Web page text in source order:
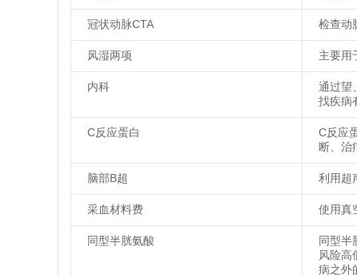
冠状动脉CTA 检查动
风湿两项 主要用
内科
通过望
找疾病
C反应蛋白
C反应
断、治
脑部B超 利用超
采血材料费 使用真
同型半胱氨酸
同型半
风险高
病之外